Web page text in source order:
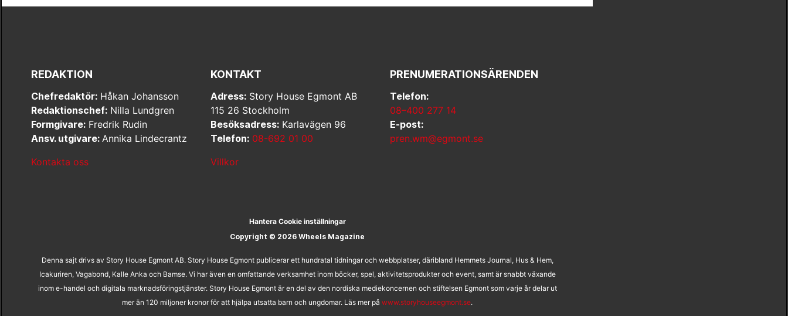
REDAKTION
Chefredaktör: Håkan Johansson
Redaktionschef: Nilla Lundgren
Formgivare: Fredrik Rudin
Ansv. utgivare: Annika Lindecrantz
Kontakta oss
KONTAKT
Adress: Story House Egmont AB
115 26 Stockholm
Besöksadress: Karlavägen 96
Telefon: 08-692 01 00
Villkor
PRENUMERATIONSÄRENDEN
Telefon:
08–400 277 14
E-post:
pren.wm@egmont.se
Hantera Cookie inställningar
Copyright © 2026 Wheels Magazine
Denna sajt drivs av Story House Egmont AB. Story House Egmont publicerar ett hundratal tidningar och webbplatser, däribland Hemmets Journal, Hus & Hem,
Icakuriren, Vagabond, Kalle Anka och Bamse. Vi har även en omfattande verksamhet inom böcker, spel, aktivitetsprodukter och event, samt är snabbt växande
inom e-handel och digitala marknadsföringstjänster. Story House Egmont är en del av den nordiska mediekoncernen och stiftelsen Egmont som varje år delar ut
mer än 120 miljoner kronor för att hjälpa utsatta barn och ungdomar. Läs mer på www.storyhouseegmont.se.